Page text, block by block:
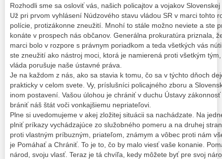
Rozhodli sme sa osloviť vás, našich policajtov a vojakov Slovenskej
Už pri prvom vyhlásení Núdzového stavu vládou SR v marci tohto
polície, protizákonne zneužití. Mnohí to stále možno neviete a ste
konáte v prospech nás občanov. Generálna prokuratúra priznala,
marci bolo v rozpore s právnym poriadkom a teda všetkých vás
ste zneužití ako nástroj moci, ktorá je namierená proti všetkým
vláda porušuje naše ústavné práva.
Je na každom z nás, ako sa stavia k tomu, čo sa v týchto dňoch
prakticky v celom svete. Vy, príslušníci policajného zboru a
inom postavení. Vašou úlohou je chrániť v duchu Ústavy
brániť náš štát voči vonkajšiemu nepriateľovi.
Plne si uvedomujeme v akej zložitej situácii sa nachádzate. Na
plniť príkazy vychádzajúce zo služobného pomeru a na druhej
proti vlastným príbuzným, priateľom, známym a vôbec proti nám
je Pomáhať a Chrániť. To je to, čo by malo viesť vaše konanie.
národ, svoju vlasť. Teraz je tá chvíľa, kedy môžete byť pre svoj